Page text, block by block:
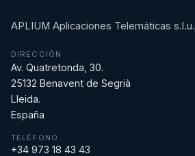
APLIUM Aplicaciones Telemáticas s.l.u.
DIRECCIÓN
Av. Quatretonda, 30.
25132 Benavent de Segrià
Lleida.
España
TELÉFONO
+34 973 18 43 43